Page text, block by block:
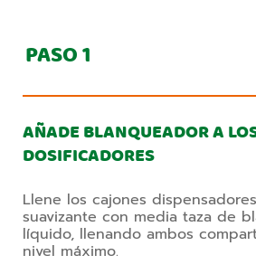
PASO1
AÑADE BLANQUEADOR A
DOSIFICADORES
Llene los cajones
suavizante con media taza de
líquido, llenando ambos
nivel máximo.